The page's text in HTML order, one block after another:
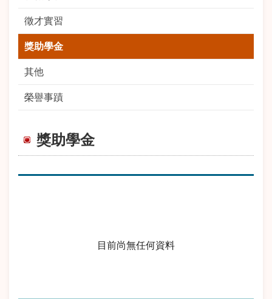
徵才實習
獎助學金
其他
榮譽事蹟
獎助學金
目前尚無任何資料